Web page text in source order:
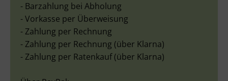
- Barzahlung bei Abholung
- Vorkasse per Überweisung
- Zahlung per Rechnung
- Zahlung per Rechnung (über Klarna)
- Zahlung per Ratenkauf (über Klarna)